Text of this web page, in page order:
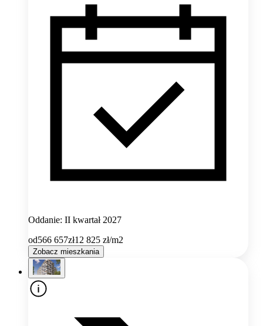
Oddanie: II kwartał 2027
od566 657zł12 825 zł/m2
Zobacz mieszkania